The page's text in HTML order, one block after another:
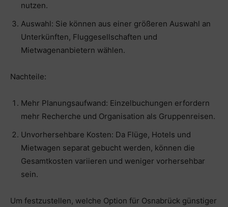
nutzen.
Auswahl: Sie können aus einer größeren Auswahl an
Unterkünften, Fluggesellschaften und
Mietwagenanbietern wählen.
Nachteile:
Mehr Planungsaufwand: Einzelbuchungen erfordern
mehr Recherche und Organisation als Gruppenreisen.
Unvorhersehbare Kosten: Da Flüge, Hotels und
Mietwagen separat gebucht werden, können die
Gesamtkosten variieren und weniger vorhersehbar
sein.
Um festzustellen, welche Option für Osnabrück günstiger